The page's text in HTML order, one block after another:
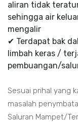
aliran tidak
sehingga air
mengalir
✔ Terdapat bak
limbah keras /
pembuangan/
Sesuai prihal yang
masalah
Saluran Mampet/